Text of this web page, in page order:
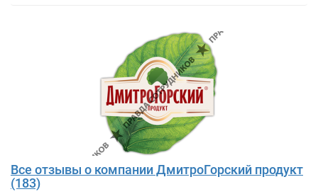
Все отзывы о компании ДмитроГорский продукт
(183)